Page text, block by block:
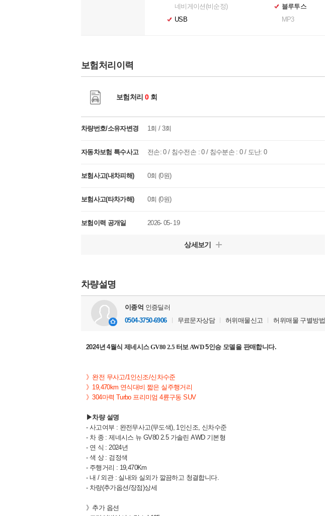
네비게이션(비순정)
USB
블루투스
MP3
보험처리이력
보험처리 0회
차량번호/소유자변경 1회 / 3회
자동차보험 특수사고 전손: 0 / 침수전손 : 0 / 침수분손 : 0 / 도난: 0
보험사고(내차피해) 0회 (0원)
보험사고(타차가해) 0회 (0원)
보험이력 공개일 2026- 05- 19
상세보기
차량설명
이종억 인증딜러
0504-3750-6906
무료문자상담 허위매물신고 허위매물 구별방법
2024년 4월식 제네시스 GV80 2.5 터보 AWD5인승 모델을 판매합니다.
》완전 무사고/1인신조/신차수준
》 19,470km 연식대비 짧은 실주행거리
》304마력 Turbo 프리미엄 4륜구동 SUV
▶차량 설명
- 사고여부 : 완전무사고(무도색), 1인신조, 신차수준
- 차 종 : 제네시스 뉴 GV80 2.5 가솔린 AWD 기본형
- 연 식 : 2024년
- 색 상 : 검정색
- 주행거리 : 19,470Km
- 내 / 외관 : 실내와 실외가 깔끔하고 청결합니다.
- 차량(추가옵션/장점)상세
》추가 옵션